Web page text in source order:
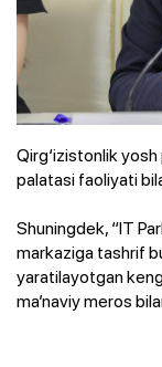
Qirg‘izistonlik
palatasi faoliyati
Shuningdek, “IT
markaziga tashrif
yaratilayotgan
ma’naviy meros